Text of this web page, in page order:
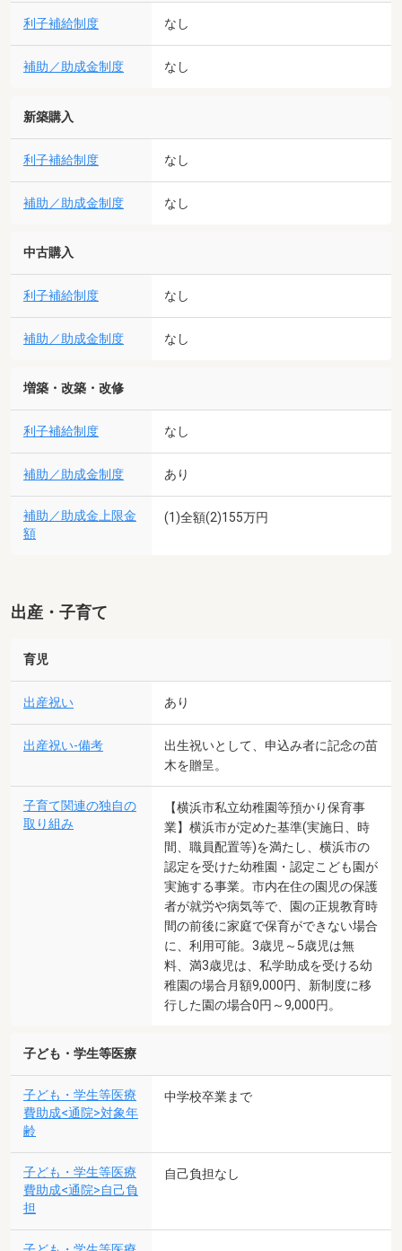
利子補給制度 なし
補助／助成金制度 なし
新築購入
利子補給制度 なし
補助／助成金制度 なし
中古購入
利子補給制度 なし
補助／助成金制度 なし
増築・改築・改修
利子補給制度 なし
補助／助成金制度 あり
補助／助成金上限金
額
(1)全額(2)155万円
出産・子育て
育児
出産祝い あり
出産祝い-備考
出生祝いとして、申込み者に記念の苗
木を贈呈。
子育て関連の独自の
取り組み
【横浜市私立幼稚園等預かり保育事
業】横浜市が定めた基準(実施日、時
間、職員配置等)を満たし、横浜市の
認定を受けた幼稚園・認定こども園が
実施する事業。市内在住の園児の保護
者が就労や病気等で、園の正規教育時
間の前後に家庭で保育ができない場合
に、利用可能。3歳児～5歳児は無
料、満3歳児は、私学助成を受ける幼
稚園の場合月額9,000円、新制度に移
行した園の場合0円～9,000円。
子ども・学生等医療
子ども・学生等医療
費助成<通院>対象年
齢
中学校卒業まで
子ども・学生等医療
費助成<通院>自己負
担
自己負担なし